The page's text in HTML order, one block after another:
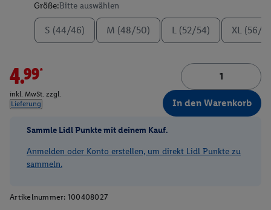
Größe:Bitte auswählen
S (44/46) M (48/50) L (52/54) XL (56/
4.99*
inkl. MwSt. zzgl.
Lieferung
In den Warenkorb
Sammle Lidl Punkte mit deinem Kauf.
Anmelden oder Konto erstellen, um direkt Lidl Punkte zu
sammeln.
Artikelnummer: 100408027